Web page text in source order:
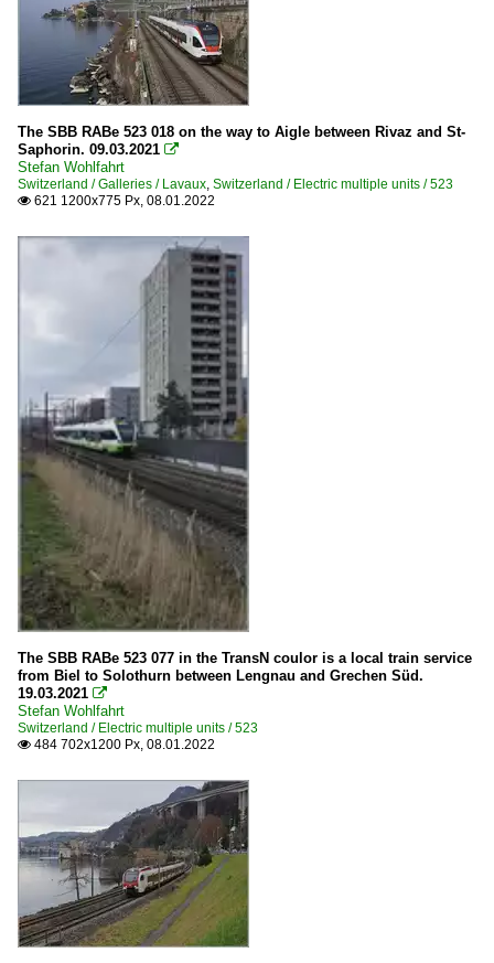
The SBB RABe 523 018 on the way to Aigle between Rivaz and St-
Saphorin. 09.03.2021 
Stefan Wohlfahrt
Switzerland / Galleries / Lavaux, Switzerland / Electric multiple units / 523
 621 1200x775 Px, 08.01.2022
The SBB RABe 523 077 in the TransN coulor is a local train service
from Biel to Solothurn between Lengnau and Grechen Süd.
19.03.2021 
Stefan Wohlfahrt
Switzerland / Electric multiple units / 523
 484 702x1200 Px, 08.01.2022